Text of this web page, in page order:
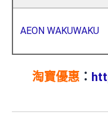
AEON WAKUWAKU
淘寶優惠 ：